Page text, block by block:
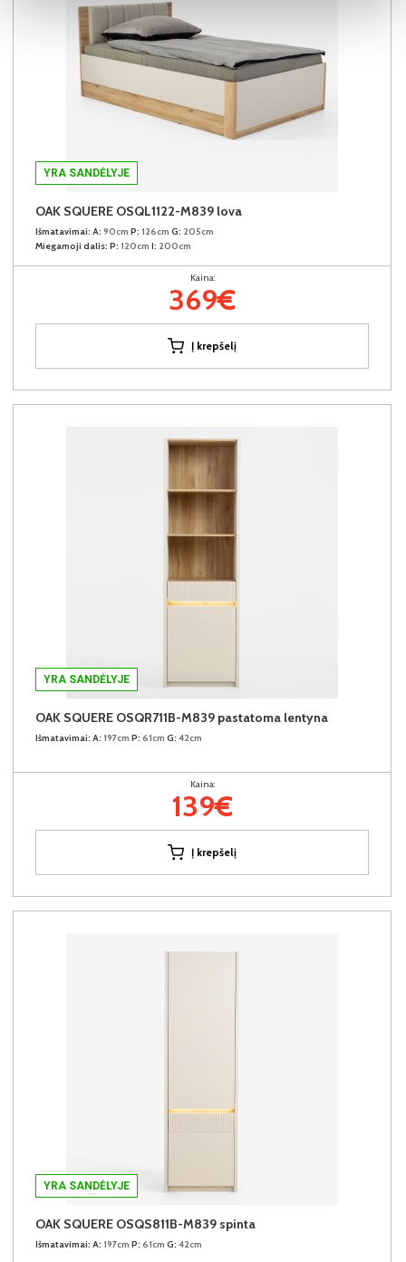
YRA SANDĖLYJE
OAK SQUERE OSQL1122-M839 lova
Išmatavimai: A: 90cm P: 126cm G: 205cm
Miegamoji dalis: P: 120cm I: 200cm
Kaina:
369€
Į krepšelį
YRA SANDĖLYJE
OAK SQUERE OSQR711B-M839 pastatoma lentyna
Išmatavimai: A: 197cm P: 61cm G: 42cm
Kaina:
139€
Į krepšelį
YRA SANDĖLYJE
OAK SQUERE OSQS811B-M839 spinta
Išmatavimai: A: 197cm P: 61cm G: 42cm